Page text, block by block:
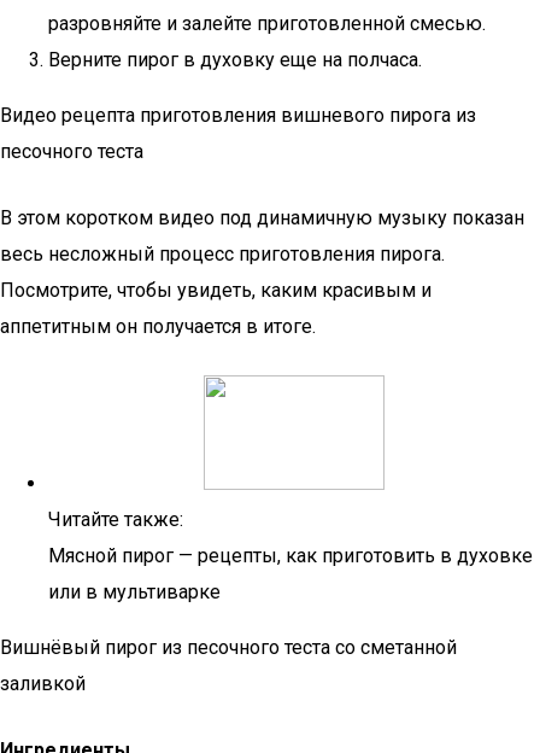
разровняйте и залейте приготовленной смесью.
Верните пирог в духовку еще на полчаса.
Видео рецепта приготовления вишневого пирога из
песочного теста
В этом коротком видео под динамичную музыку показан
весь несложный процесс приготовления пирога.
Посмотрите, чтобы увидеть, каким красивым и
аппетитным он получается в итоге.
Читайте также:
Мясной пирог — рецепты, как приготовить в духовке
или в мультиварке
Вишнёвый пирог из песочного теста со сметанной
заливкой